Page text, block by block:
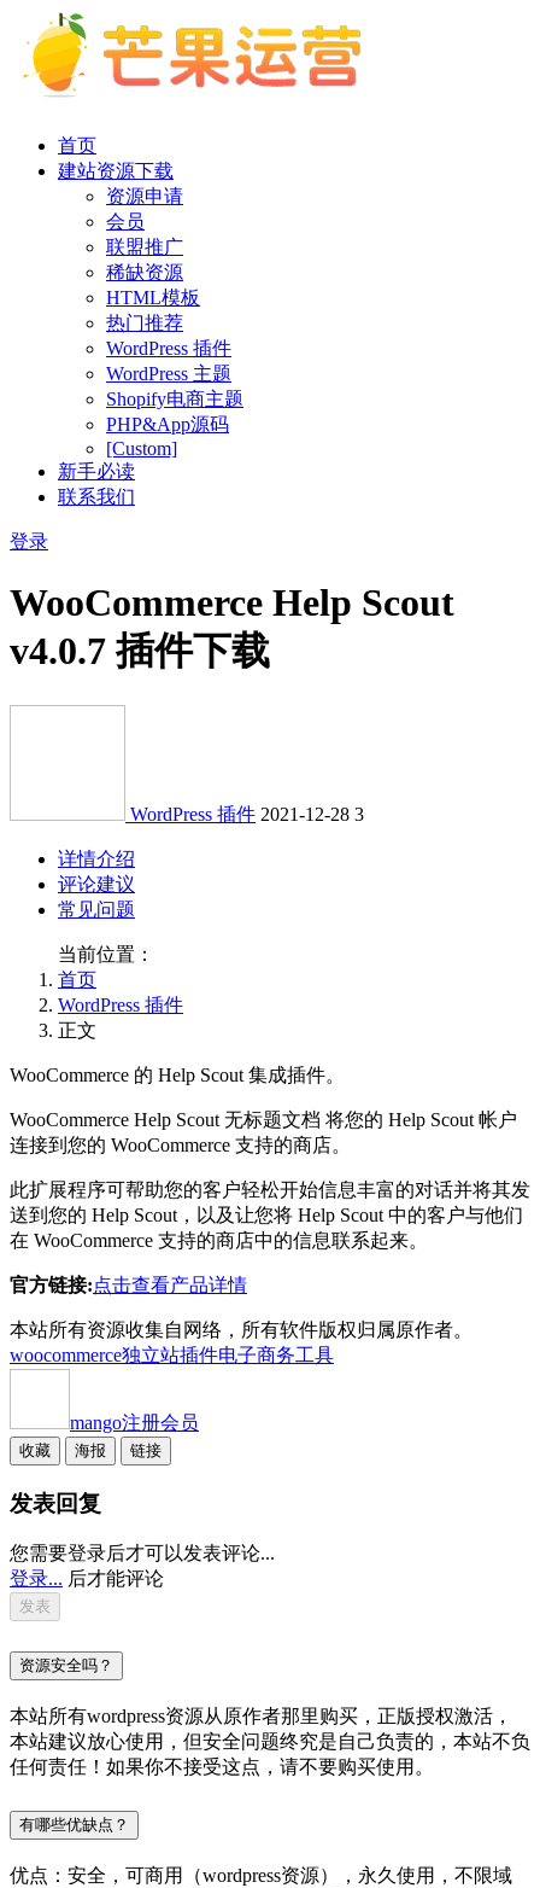
首页
建站资源下载
资源申请
会员
联盟推广
稀缺资源
HTML模板
热门推荐
WordPress 插件
WordPress 主题
Shopify电商主题
PHP&App源码
[Custom]
新手必读
联系我们
登录
WooCommerce Help Scout
v4.0.7 插件下载
WordPress 插件 2021-12-28 3
详情介绍
评论建议
常见问题
当前位置：
首页
WordPress 插件
正文
WooCommerce 的 Help Scout 集成插件。
WooCommerce Help Scout 无标题文档 将您的 Help Scout 帐户
连接到您的 WooCommerce 支持的商店。
此扩展程序可帮助您的客户轻松开始信息丰富的对话并将其发
送到您的 Help Scout，以及让您将 Help Scout 中的客户与他们
在 WooCommerce 支持的商店中的信息联系起来。
官方链接:点击查看产品详情
本站所有资源收集自网络，所有软件版权归属原作者。
woocommerce独立站插件电子商务工具
mango注册会员
收藏 海报 链接
发表回复
您需要登录后才可以发表评论...
登录... 后才能评论
资源安全吗？
本站所有wordpress资源从原作者那里购买，正版授权激活，
本站建议放心使用，但安全问题终究是自己负责的，本站不负
任何责任！如果你不接受这点，请不要购买使用。
有哪些优缺点？
优点：安全，可商用（wordpress资源），永久使用，不限域